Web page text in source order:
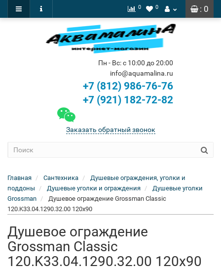
: 0
0 0
Пн - Вс: с 10:00 до 20:00
info@aquamalina.ru
+7 (812) 986-76-76
+7 (921) 182-72-82
Заказать обратный звонок
Главная Сантехника
Душевые ограждения, уголки и
поддоны
Душевые уголки и ограждения
Душевые уголки
Grossman
Душевое ограждение Grossman Classic
120.K33.04.1290.32.00 120x90
Душевое ограждение
Grossman Classic
120.K33.04.1290.32.00 120x90